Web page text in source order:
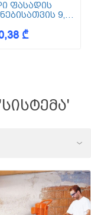
ფასადის
9,5
₾